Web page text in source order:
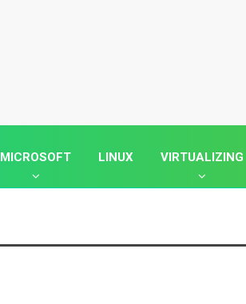
MICROSOFT LINUX VIRTUALIZING